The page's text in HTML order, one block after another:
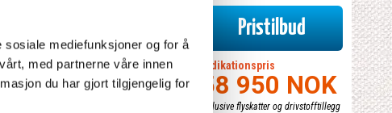
mediefunksjoner og for å
med partnerne våre innen
du har gjort tilgjengelig for
Pristilbud
Indikationspris
58 950 NOK
inklusive flyskatter og drivstofftillegg